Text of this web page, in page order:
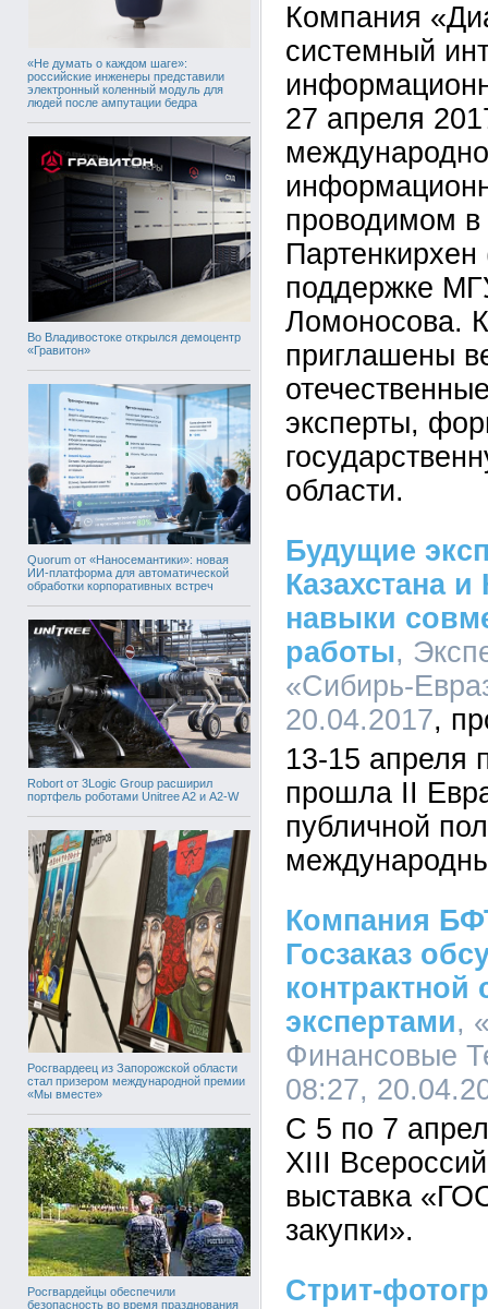
«Не думать о каждом шаге»:
российские инженеры представили
электронный коленный модуль для
людей после ампутации бедра
Во Владивостоке открылся демоцентр
«Гравитон»
Quorum от «Наносемантики»: новая
ИИ-платформа для автоматической
обработки корпоративных встреч
Robort от 3Logic Group расширил
портфель роботами Unitree A2 и A2-W
Росгвардеец из Запорожской области
стал призером международной премии
«Мы вместе»
Росгвардейцы обеспечили
безопасность во время празднования
Компания
системный
27 апреля
проводимом в
поддержке
Ломоносова.
приглашены
эксперты,
области.
Будущие
Казахстана
навыки
работы,
«Сибирь-
20.04.2017
13-15 апреля
прошла II
публичной
Компания
Госзаказ
контрактной
экспертами,
Финансовые
08:27,
С 5 по 7
XIII
выставка
закупки».
Стрит-